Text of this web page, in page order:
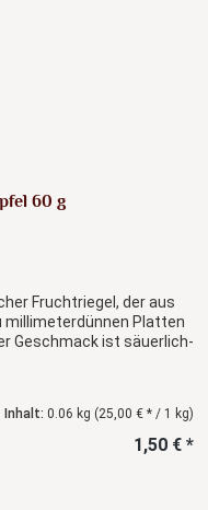
60 g
Fruchtriegel, der aus
millimeterdünnen Platten
Geschmack ist säuerlich-
Inhalt: 0.06 kg (25,00 € * / 1 kg)
1,50 € *